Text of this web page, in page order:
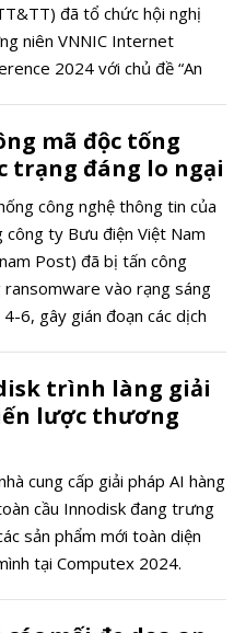
đã tổ chức hội nghị
niên VNNIC Internet
2024 với chủ đề “An
mã độc tống
trạng đáng lo ngại
công nghệ thông tin của
công ty Bưu điện Việt Nam
Post) đã bị tấn công
ransomware vào rạng sáng
6, gây gián đoạn các dịch
trình làng giải
lược thương
cung cấp giải pháp AI hàng
cầu Innodisk đang trưng
sản phẩm mới toàn diện
tại Computex 2024.